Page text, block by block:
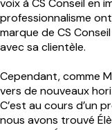
voix à CS Conseil en
professionnalisme
marque de CS
avec sa clientèle.
Cependant, comme
vers de nouveaux
C’est au cours d’un
nous avons trouvé